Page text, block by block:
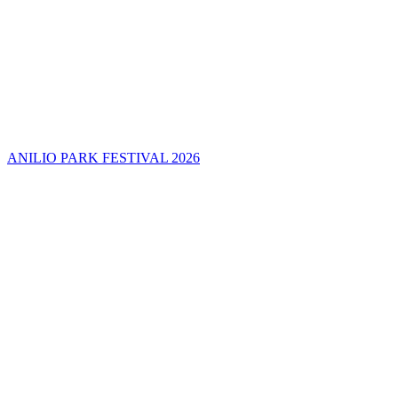
ANILIO PARK FESTIVAL 2026